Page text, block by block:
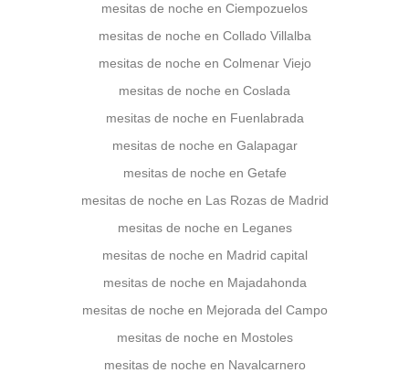
mesitas de noche en Ciempozuelos
mesitas de noche en Collado Villalba
mesitas de noche en Colmenar Viejo
mesitas de noche en Coslada
mesitas de noche en Fuenlabrada
mesitas de noche en Galapagar
mesitas de noche en Getafe
mesitas de noche en Las Rozas de Madrid
mesitas de noche en Leganes
mesitas de noche en Madrid capital
mesitas de noche en Majadahonda
mesitas de noche en Mejorada del Campo
mesitas de noche en Mostoles
mesitas de noche en Navalcarnero